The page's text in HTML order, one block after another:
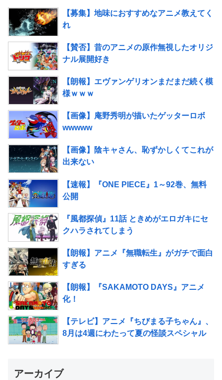
【募集】地味におすすめなアニメ教えてく
れ
【賛否】昔のアニメの原作無視したオリジ
ナル展開好き
【朗報】エヴァンゲリオンまだまだ続く模
様ｗｗｗ
【画像】庵野秀明が描いたゲッターロボ
wwwww
【画像】陰キャさん、恥ずかしくてこれが
出来ない
【速報】『ONE PIECE』1～92巻、無料
公開
『風都探偵』11話 ときめがエロガキにセ
クハラされてしまう
【朗報】アニメ『無職転生』がガチで面白
すぎる
【朗報】『SAKAMOTO DAYS』アニメ
化！
【テレビ】アニメ『ちびまる子ちゃん』、
8月は4週にわたって夏の怪談スペシャル
アーカイブ